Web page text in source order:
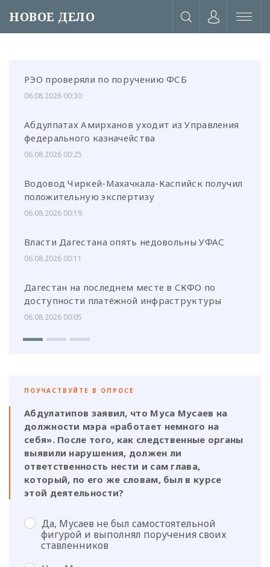
НОВОЕ ДЕЛО
или через соц. сети
РЭО проверяли по поручению ФСБ
06.08.2026 00:30
Абдулпатах Амирханов уходит из Управления
федерального казначейства
06.08.2026 00:25
Водовод Чиркей-Махачкала-Каспийск получил
положительную экспертизу
06.08.2026 00:19
Власти Дагестана опять недовольны УФАС
06.08.2026 00:11
Дагестан на последнем месте в СКФО по
доступности платёжной инфраструктуры
06.08.2026 00:05
ПОУЧАСТВУЙТЕ В ОПРОСЕ
Абдулатипов заявил, что Муса Мусаев на
должности мэра «работает немного на
себя». После того, как следственные органы
выявили нарушения, должен ли
ответственность нести и сам глава,
который, по его же словам, был в курсе
этой деятельности?
Да, Мусаев не был самостоятельной
фигурой и выполнял поручения своих
ставленников